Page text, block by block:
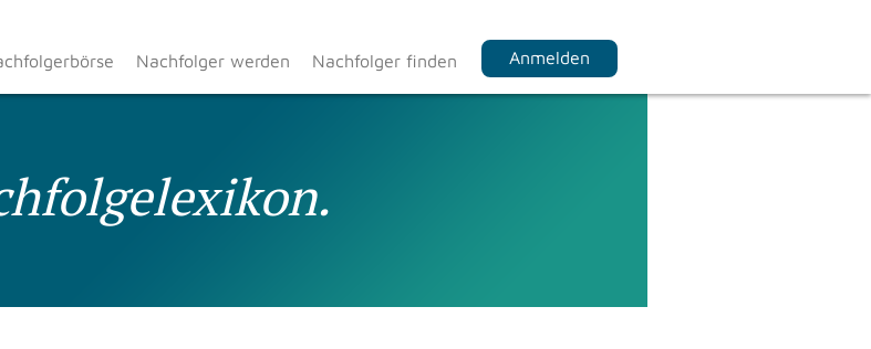
Nachfolger werden Nachfolger finden Anmelden